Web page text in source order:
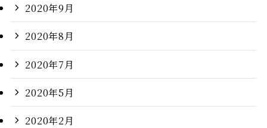
2020年9月
2020年8月
2020年7月
2020年5月
2020年2月